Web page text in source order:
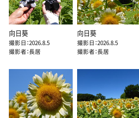
向日葵
撮影日：2026.8.5
撮影者：長居
向日葵
撮影日：2026.8.5
撮影者：長居